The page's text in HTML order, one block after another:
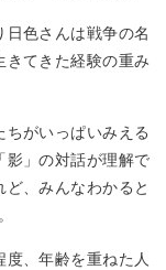
色さんは戦争の名
てきた経験の重み
がいっぱいみえる
影」の対話が理解で
、みんなわかると
、年齢を重ねた人